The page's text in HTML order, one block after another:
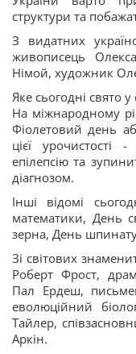
структури та
З видатних
живописець
Німой, художник
Яке сьогодні свято у
На міжнародному
Фіолетовий день
цієї урочистості
епілепсію та
діагнозом.
Інші відомі
математики, День
зерна, День
Зі світових
Роберт Фрост,
Пал Ердеш,
еволюційний
Тайлер,
Аркін.